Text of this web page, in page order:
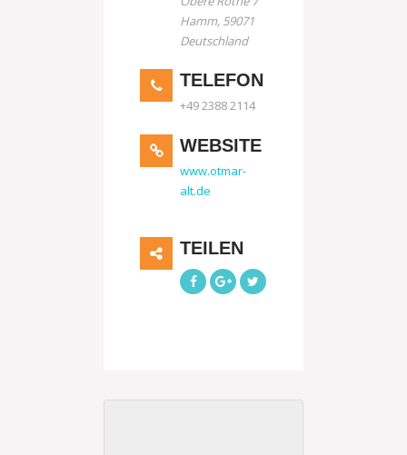
Hamm, 59071
Deutschland
TELEFON
+49 2388 2114
WEBSITE
www.otmar-
alt.de
TEILEN